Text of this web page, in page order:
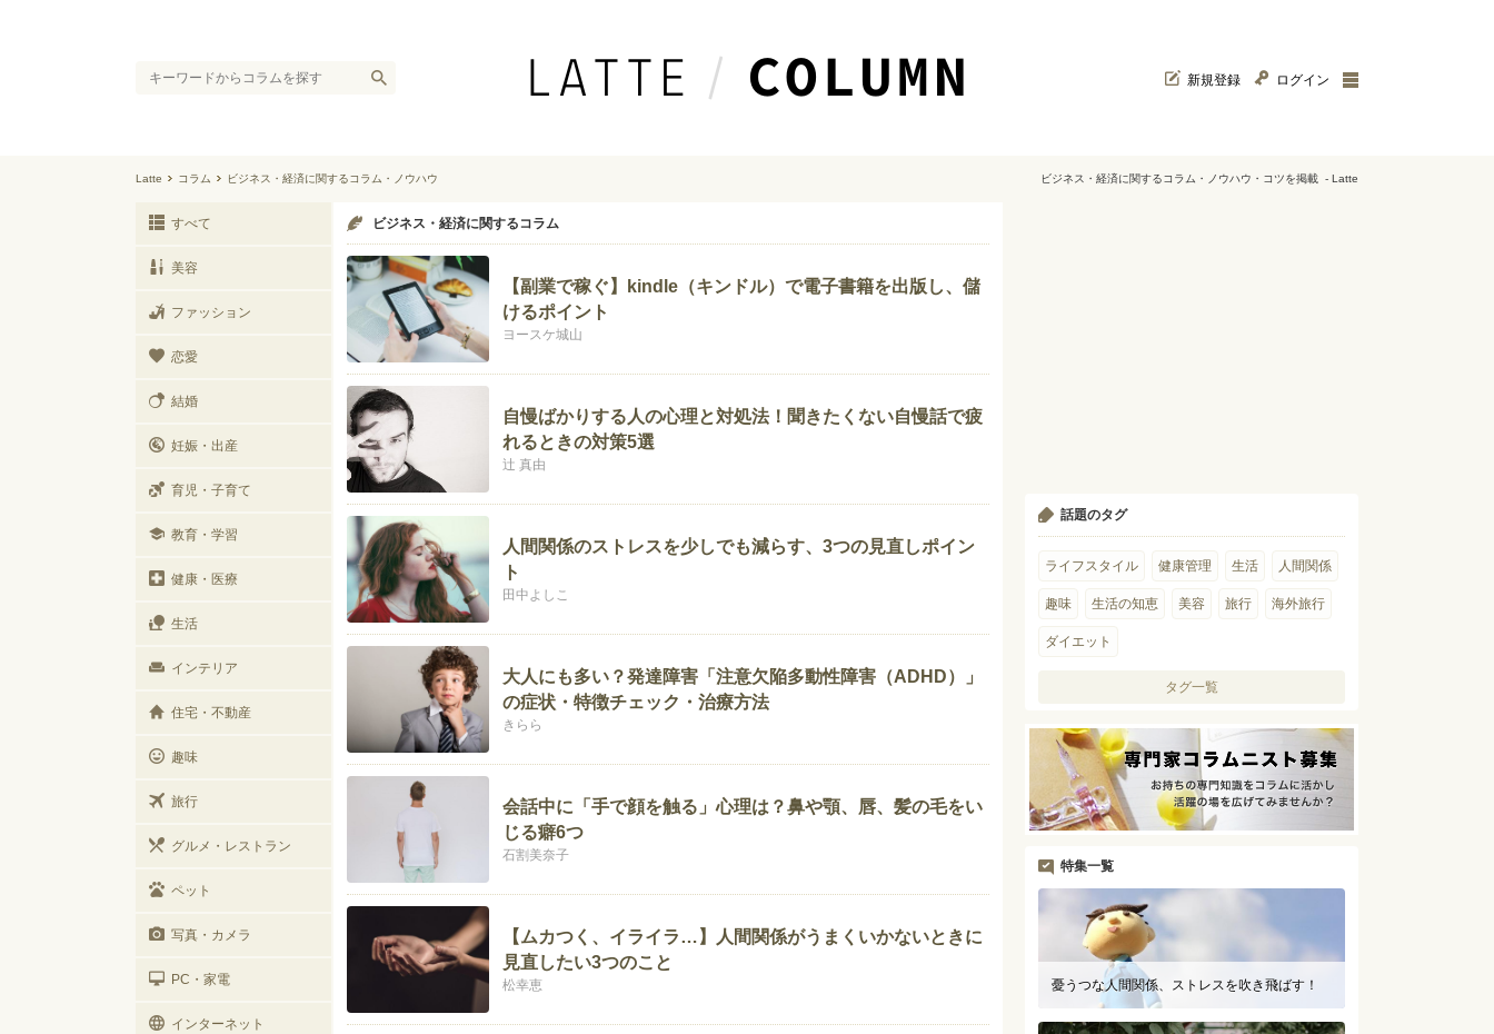
新規登録 ログイン
Latte コラム ビジネス・経済に関するコラム・ノウハウ ビジネス・経済に関するコラム・ノウハウ・コツを掲載 - Latte
すべて
美容
ファッション
恋愛
結婚
妊娠・出産
育児・子育て
教育・学習
健康・医療
生活
インテリア
住宅・不動産
趣味
旅行
グルメ・レストラン
ペット
写真・カメラ
PC・家電
インターネット
ビジネス・経済に関するコラム
【副業で稼ぐ】kindle（キンドル）で電子書籍を出版し、儲
けるポイント
ヨースケ城山
自慢ばかりする人の心理と対処法！聞きたくない自慢話で疲
れるときの対策5選
辻 真由
人間関係のストレスを少しでも減らす、3つの見直しポイン
ト
田中よしこ
大人にも多い？発達障害「注意欠陥多動性障害（ADHD）」
の症状・特徴チェック・治療方法
きらら
会話中に「手で顔を触る」心理は？鼻や顎、唇、髪の毛をい
じる癖6つ
石割美奈子
【ムカつく、イライラ…】人間関係がうまくいかないときに
見直したい3つのこと
松幸恵
話題のタグ
ライフスタイル 健康管理 生活 人間関係
趣味 生活の知恵 美容 旅行 海外旅行
ダイエット
タグ一覧
特集一覧
憂うつな人間関係、ストレスを吹き飛ばす！